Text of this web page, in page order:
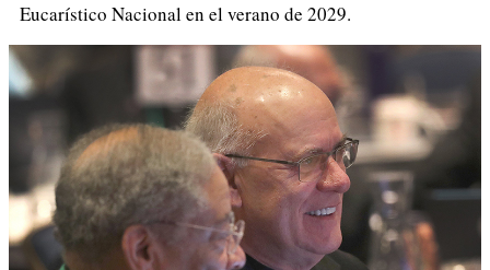
Eucarístico Nacional en el verano de 2029.